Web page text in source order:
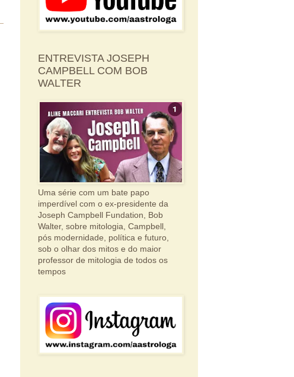
ENTREVISTA JOSEPH
CAMPBELL COM BOB
WALTER
Uma série com um bate papo
imperdível com o ex-presidente da
Joseph Campbell Fundation, Bob
Walter, sobre mitologia, Campbell,
pós modernidade, política e futuro,
sob o olhar dos mitos e do maior
professor de mitologia de todos os
tempos